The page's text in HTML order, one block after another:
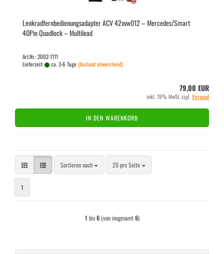
Lenk­rad­fern­be­die­nungs­ad­ap­ter ACV 42xvw012 – Mer­ce­des/Smart
40Pin Quad­lock – Mul­ti­lead
Art.Nr.: 2002-1111
Lieferzeit:
ca. 3-6 Tage(Ausland abweichend)
79,00 EUR
inkl. 19% MwSt. zzgl.Versand
IN DEN WARENKORB
Sortieren nach
Sortieren nach 20 pro Seite
pro Seite
1
1 bis6(von insgesamt6)